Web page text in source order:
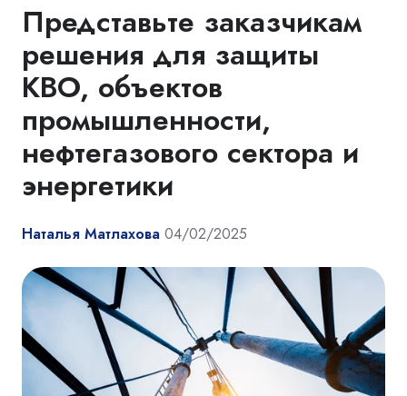
Представьте заказчикам
решения для защиты
КВО, объектов
промышленности,
нефтегазового сектора и
энергетики
Наталья Матлахова 04/02/2025